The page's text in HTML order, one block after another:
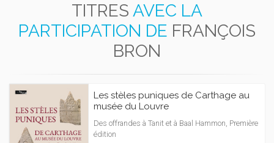
TITRES AVEC LA
PARTICIPATION DE FRANÇOIS
BRON
Les stèles puniques de Carthage au
musée du Louvre
Des offrandes à Tanit et à Baal Hammon, Première
édition